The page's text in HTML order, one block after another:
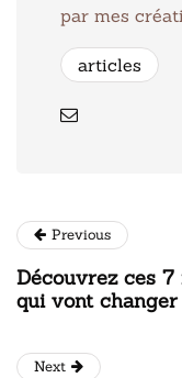
par mes
articles
Previous
Découvrez ces
qui vont
Next